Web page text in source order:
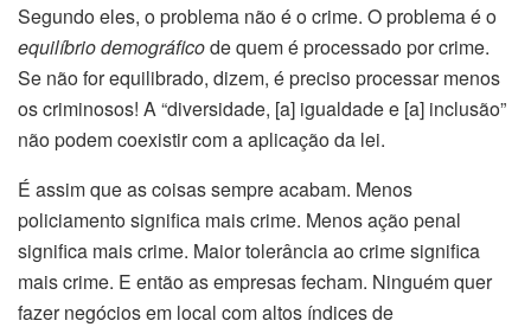
Segundo eles, o problema não é o crime. O problema é o
equilíbrio demográficode quem é processado por crime.
Se não for equilibrado, dizem, é preciso processar menos
os criminosos! A “diversidade, [a] igualdade e [a] inclusão”
não podem coexistir com a aplicação da lei.
É assim que as coisas sempre acabam. Menos
policiamento significa mais crime. Menos ação penal
significa mais crime. Maior tolerância ao crime significa
mais crime. E então as empresas fecham. Ninguém quer
fazer negócios em local com altos índices de